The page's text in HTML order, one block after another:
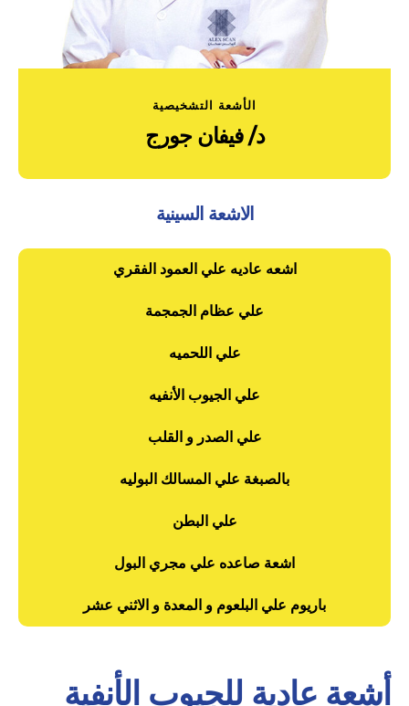
الأشعة التشخيصية
د/ فيفان جورج
الاشعة السينية
اشعه عاديه علي العمود الفقري
علي عظام الجمجمة
علي اللحميه
علي الجيوب الأنفيه
علي الصدر و القلب
بالصبغة علي المسالك البوليه
علي البطن
اشعة صاعده علي مجري البول
باريوم علي البلعوم و المعدة و الاثني عشر
أشعة عادية للجيوب الأنفية